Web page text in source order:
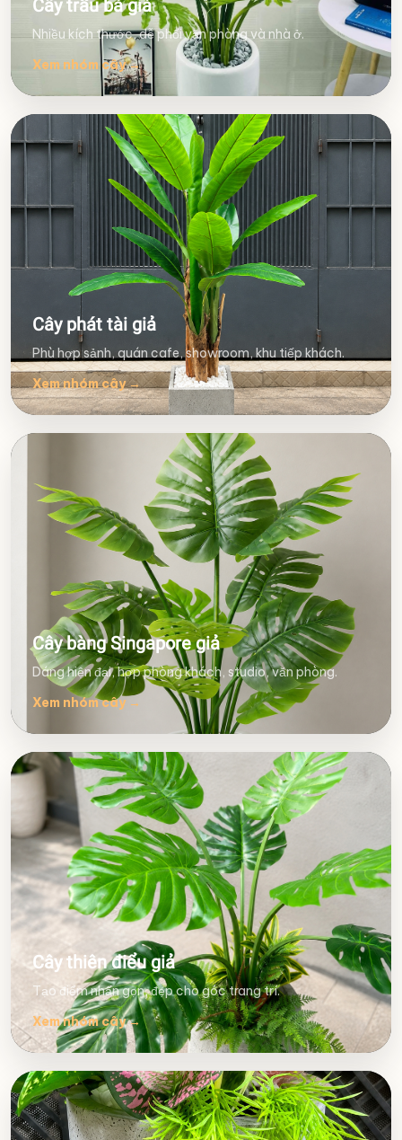
Cây trầu bà giả
Nhiều kích thước, dễ phối văn phòng và nhà ở.
Xem nhóm cây→
Cây phát tài giả
Phù hợp sảnh, quán cafe, showroom, khu tiếp khách.
Xem nhóm cây→
Cây bàng Singapore giả
Dáng hiện đại, hợp phòng khách, studio, văn phòng.
Xem nhóm cây →
Cây thiên điểu giả
Tạo điểm nhấn gọn, đẹp cho góc trang trí.
Xem nhóm cây→